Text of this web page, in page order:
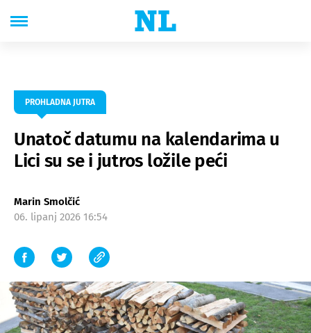
PROHLADNA JUTRA
Unatoč datumu na kalendarima u
Lici su se i jutros ložile peći
Marin Smolčić
06. lipanj 2026 16:54